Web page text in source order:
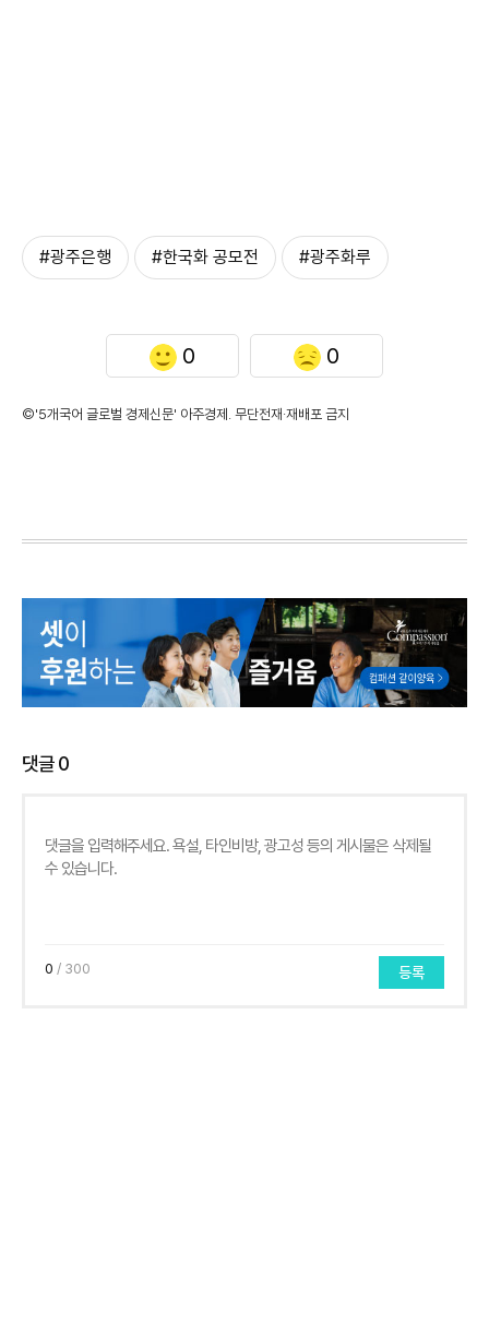
#광주은행 #한국화 공모전 #광주화루
0 0
©'5개국어 글로벌 경제신문' 아주경제. 무단전재·재배포 금지
댓글0
0 / 300 등록